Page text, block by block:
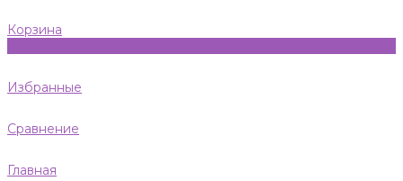
Корзина
Избранные
Сравнение
Главная